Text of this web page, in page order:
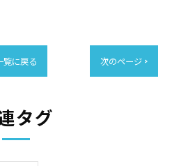
覧に戻る 次のページ >
タグ